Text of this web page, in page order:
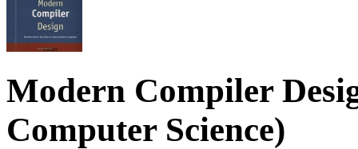
Modern Compiler
Computer Science)